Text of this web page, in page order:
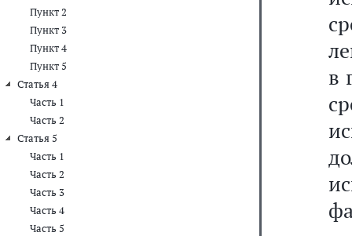
Пункт 2
Пункт 3
Пункт 4
Пункт 5
Статья 4
Часть 1
Часть 2
Статья 5
Часть 1
Часть 2
Часть 3
Часть 4
Часть 5
в